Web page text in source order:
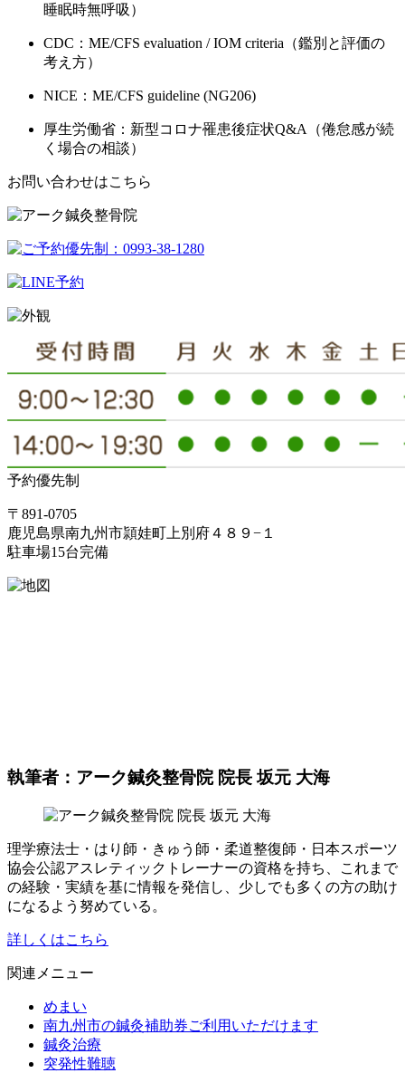
睡眠時無呼吸）
CDC：ME/CFS evaluation / IOM criteria（鑑別と評価の
考え方）
NICE：ME/CFS guideline (NG206)
厚生労働省：新型コロナ罹患後症状Q&A（倦怠感が続
く場合の相談）
お問い合わせはこちら
予約優先制
〒891-0705
鹿児島県南九州市頴娃町上別府４８９−１
駐車場15台完備
執筆者：アーク鍼灸整骨院 院長 坂元 大海
理学療法士・はり師・きゅう師・柔道整復師・日本スポーツ
協会公認アスレティックトレーナーの資格を持ち、これまで
の経験・実績を基に情報を発信し、少しでも多くの方の助け
になるよう努めている。
詳しくはこちら
関連メニュー
めまい
南九州市の鍼灸補助券ご利用いただけます
鍼灸治療
突発性難聴